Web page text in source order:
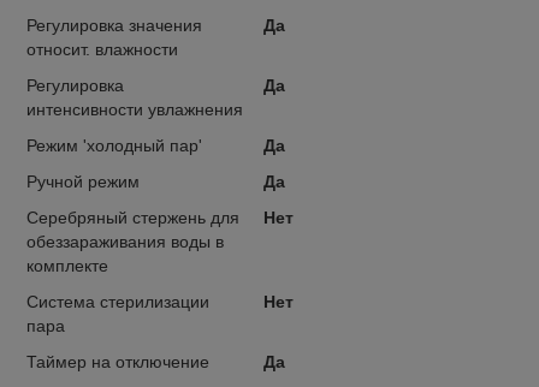
Регулировка значения
относит. влажности
Да
Регулировка
интенсивности увлажнения
Да
Режим 'холодный пар'
Да
Ручной режим
Да
Серебряный стержень для
обеззараживания воды в
комплекте
Нет
Система стерилизации
пара
Нет
Таймер на отключение
Да